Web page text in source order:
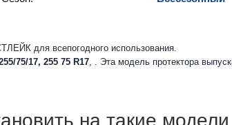
для всепогодного использования.
75/17, 255 75 R17, . Эта модель протектора
на такие